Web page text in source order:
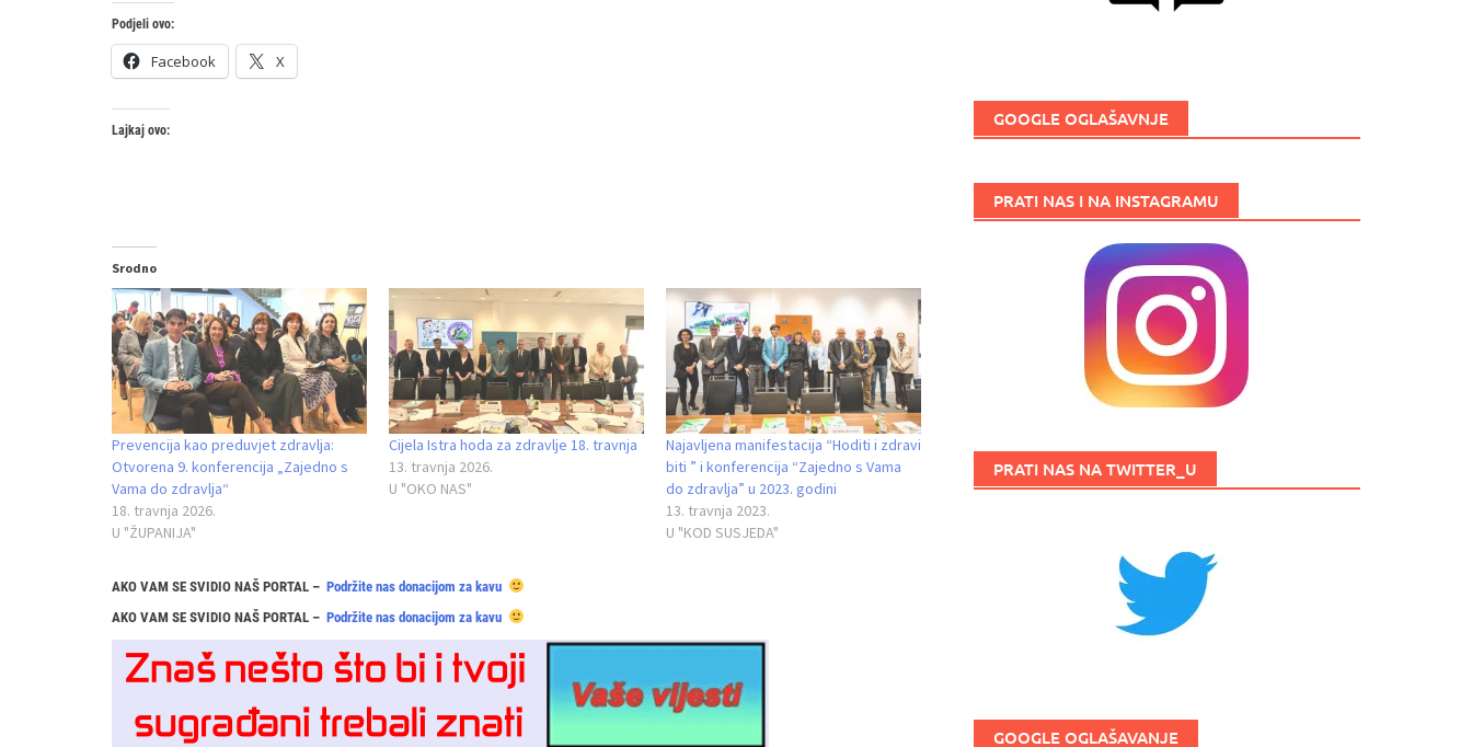
Podjeli ovo:
Facebook X
Lajkaj ovo:
Srodno
Prevencija kao preduvjet zdravlja:
Otvorena 9. konferencija „Zajedno s
Vama do zdravlja“
18. travnja 2026.
U "ŽUPANIJA"
Cijela Istra hoda za zdravlje 18. travnja
13. travnja 2026.
U "OKO NAS"
Najavljena manifestacija “Hoditi i zdravi
biti ” i konferencija “Zajedno s Vama
do zdravlja” u 2023. godini
13. travnja 2023.
U "KOD SUSJEDA"
AKO VAM SE SVIDIO NAŠ PORTAL – Podržite nas donacijom za kavu
AKO VAM SE SVIDIO NAŠ PORTAL – Podržite nas donacijom za kavu
GOOGLE OGLAŠAVNJE
PRATI NAS I NA INSTAGRAMU
PRATI NAS NA TWITTER_U
GOOGLE OGLAŠAVANJE